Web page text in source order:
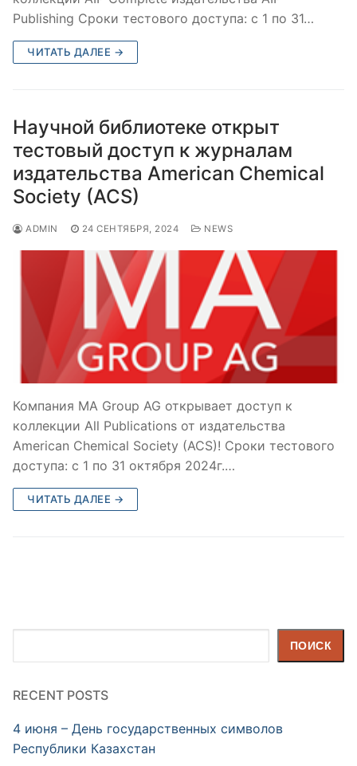
Publishing Сроки тестового доступа: с 1 по 31…
ЧИТАТЬ ДАЛЕЕ →
Научной библиотеке открыт
тестовый доступ к журналам
издательства American Chemical
Society (ACS)
ADMIN 24 СЕНТЯБРЯ, 2024 NEWS
Компания MA Group AG открывает доступ к
коллекции All Publications от издательства
American Chemical Society (ACS)! Сроки тестового
доступа: с 1 по 31 октября 2024г.…
ЧИТАТЬ ДАЛЕЕ →
ПОИСК
RECENT POSTS
4 июня – День государственных символов
Республики Казахстан